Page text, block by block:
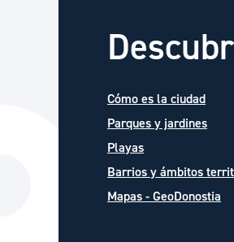
Cómo es la ciudad
Parques y jardines
Playas
Barrios y ámbitos
Mapas - GeoDonostia